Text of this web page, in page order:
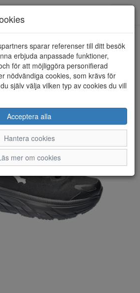
sparar referenser till ditt besök
erbjuda anpassade funktioner,
för att möjliggöra personifierad
nödvändiga cookies, som krävs för
själv välja vilken typ av cookies du vill
Acceptera alla
Hantera cookies
mer om cookies